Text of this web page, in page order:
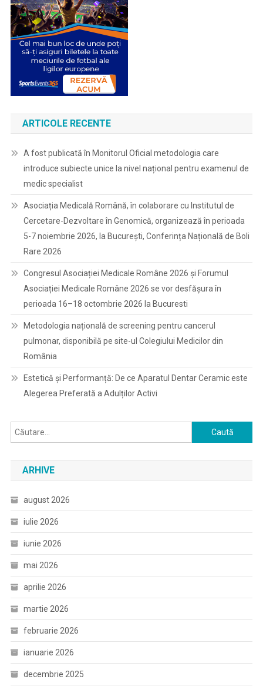
ARTICOLE RECENTE
A fost publicată în Monitorul Oficial metodologia care
introduce subiecte unice la nivel național pentru examenul de
medic specialist
Asociația Medicală Română, în colaborare cu Institutul de
Cercetare-Dezvoltare în Genomică, organizează în perioada
5-7 noiembrie 2026, la București, Conferința Națională de Boli
Rare 2026
Congresul Asociației Medicale Române 2026 și Forumul
Asociației Medicale Române 2026 se vor desfășura în
perioada 16–18 octombrie 2026 la Bucuresti
Metodologia națională de screening pentru cancerul
pulmonar, disponibilă pe site-ul Colegiului Medicilor din
România
Estetică și Performanță: De ce Aparatul Dentar Ceramic este
Alegerea Preferată a Adulților Activi
Caută
după:
ARHIVE
august 2026
iulie 2026
iunie 2026
mai 2026
aprilie 2026
martie 2026
februarie 2026
ianuarie 2026
decembrie 2025